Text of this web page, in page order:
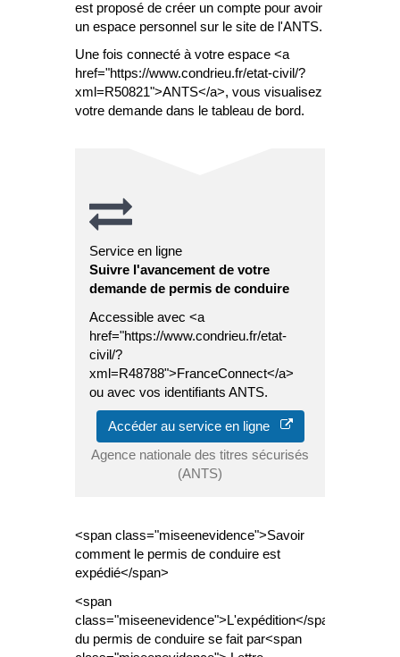
est proposé de créer un compte pour avoir
un espace personnel sur le site de l'ANTS.
Une fois connecté à votre espace <a
href="https://www.condrieu.fr/etat-civil/?
xml=R50821">ANTS</a>, vous visualisez
votre demande dans le tableau de bord.
Service en ligne
Suivre l'avancement de votre
demande de permis de conduire
Accessible avec <a
href="https://www.condrieu.fr/etat-
civil/?
xml=R48788">FranceConnect</a>
ou avec vos identifiants ANTS.
Accéder au service en ligne
Agence nationale des titres sécurisés
(ANTS)
<span class="miseenevidence">Savoir
comment le permis de conduire est
expédié</span>
<span
class="miseenevidence">L'expédition</span>
du permis de conduire se fait par<span